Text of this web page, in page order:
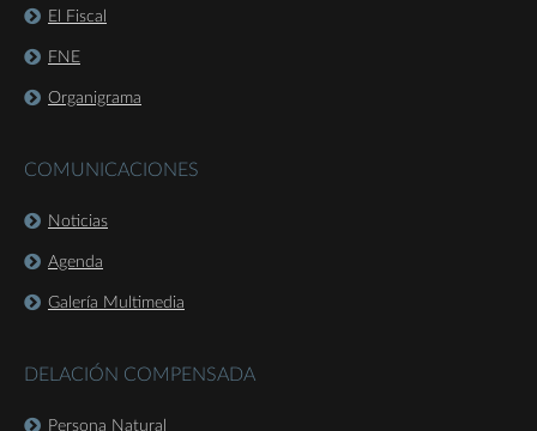
El Fiscal
FNE
Organigrama
COMUNICACIONES
Noticias
Agenda
Galería Multimedia
DELACIÓN COMPENSADA
Persona Natural